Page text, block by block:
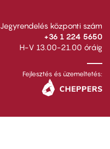
Jegyrendelés központi szám
+36 1 224 5650
H-V 13.00-21.00 óráig
Fejlesztés és üzemeltetés: